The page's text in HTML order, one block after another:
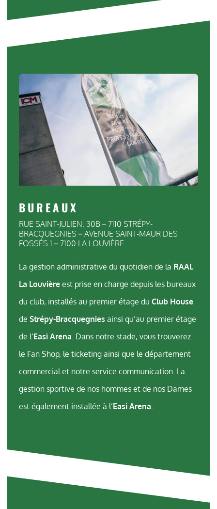
BUREAUX
RUE SAINT-JULIEN, 30B – 7110 STRÉPY-
BRACQUEGNIES – AVENUE SAINT-MAUR DES
FOSSÉS 1 – 7100 LA LOUVIÈRE
La gestion administrative du quotidien de la RAAL
La Louvièreest prise en charge depuis les bureaux
du club, installés au premier étage du Club House
de Strépy-Bracquegnies ainsi qu’au premier étage
de l’Easi Arena. Dans notre stade, vous trouverez
le Fan Shop, le ticketing ainsi que le département
commercial et notre service communication. La
gestion sportive de nos hommes et de nos Dames
est également installée à l’Easi Arena.